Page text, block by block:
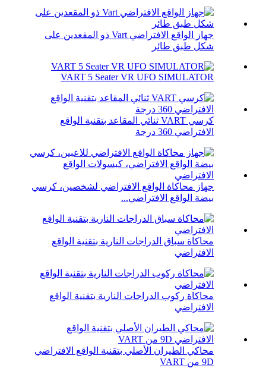
جهاز الواقع الافتراضي Vart ذو المقعدين على
شكل طبق طائر
VART 5 Seater VR UFO SIMULATOR
كرسي VART ثنائي المقاعد بتقنية الواقع
الافتراضي 360 درجة
جهاز محاكاة الواقع الافتراضي لشخصين، كرسي
بيضة الواقع الافتراضي...
محاكاة سباق الدراجات النارية بتقنية الواقع
الافتراضي
محاكاة ركوب الدراجات النارية بتقنية الواقع
الافتراضي
محاكي الطيران الأصلي بتقنية الواقع الافتراضي
9D من VART